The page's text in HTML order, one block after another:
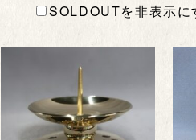
SOLDOUTを非表示に